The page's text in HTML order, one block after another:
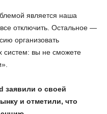
является наша
отключить. Остальное —
организовать
систем: вы не сможете
заявили о своей
и отметили, что